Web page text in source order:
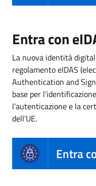
Entra con
La nuova identità
regolamento eIDAS
Authentication and
base per
l’autenticazione e la
dell’UE.
Entra